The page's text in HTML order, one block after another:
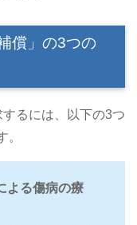
償」の3つの
るには、以下の3つ
。
よる傷病の療